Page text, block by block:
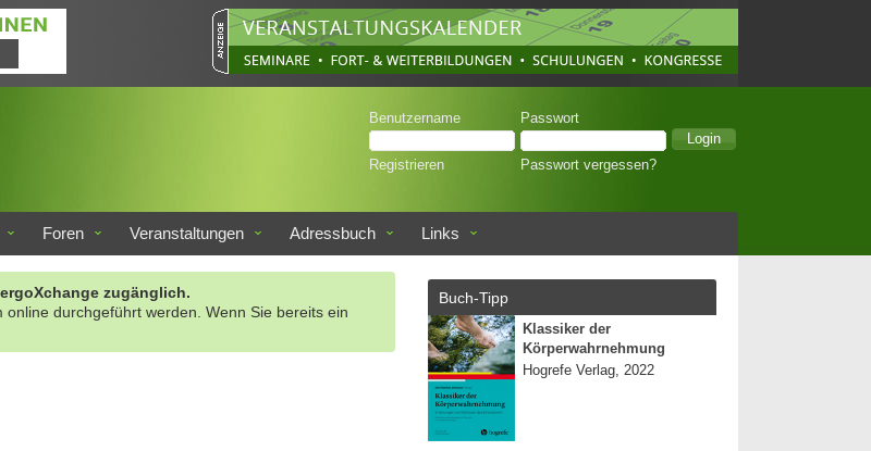
Benutzername Passwort
Registrieren Passwort vergessen?
Foren Veranstaltungen Adressbuch Links
zugänglich.
durchgeführt werden. Wenn Sie bereits ein
Buch-Tipp
Klassiker der
Körperwahrnehmung
Hogrefe Verlag, 2022